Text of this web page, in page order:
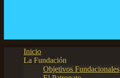
Inicio
La Fundación
Objetivos Fundacionales